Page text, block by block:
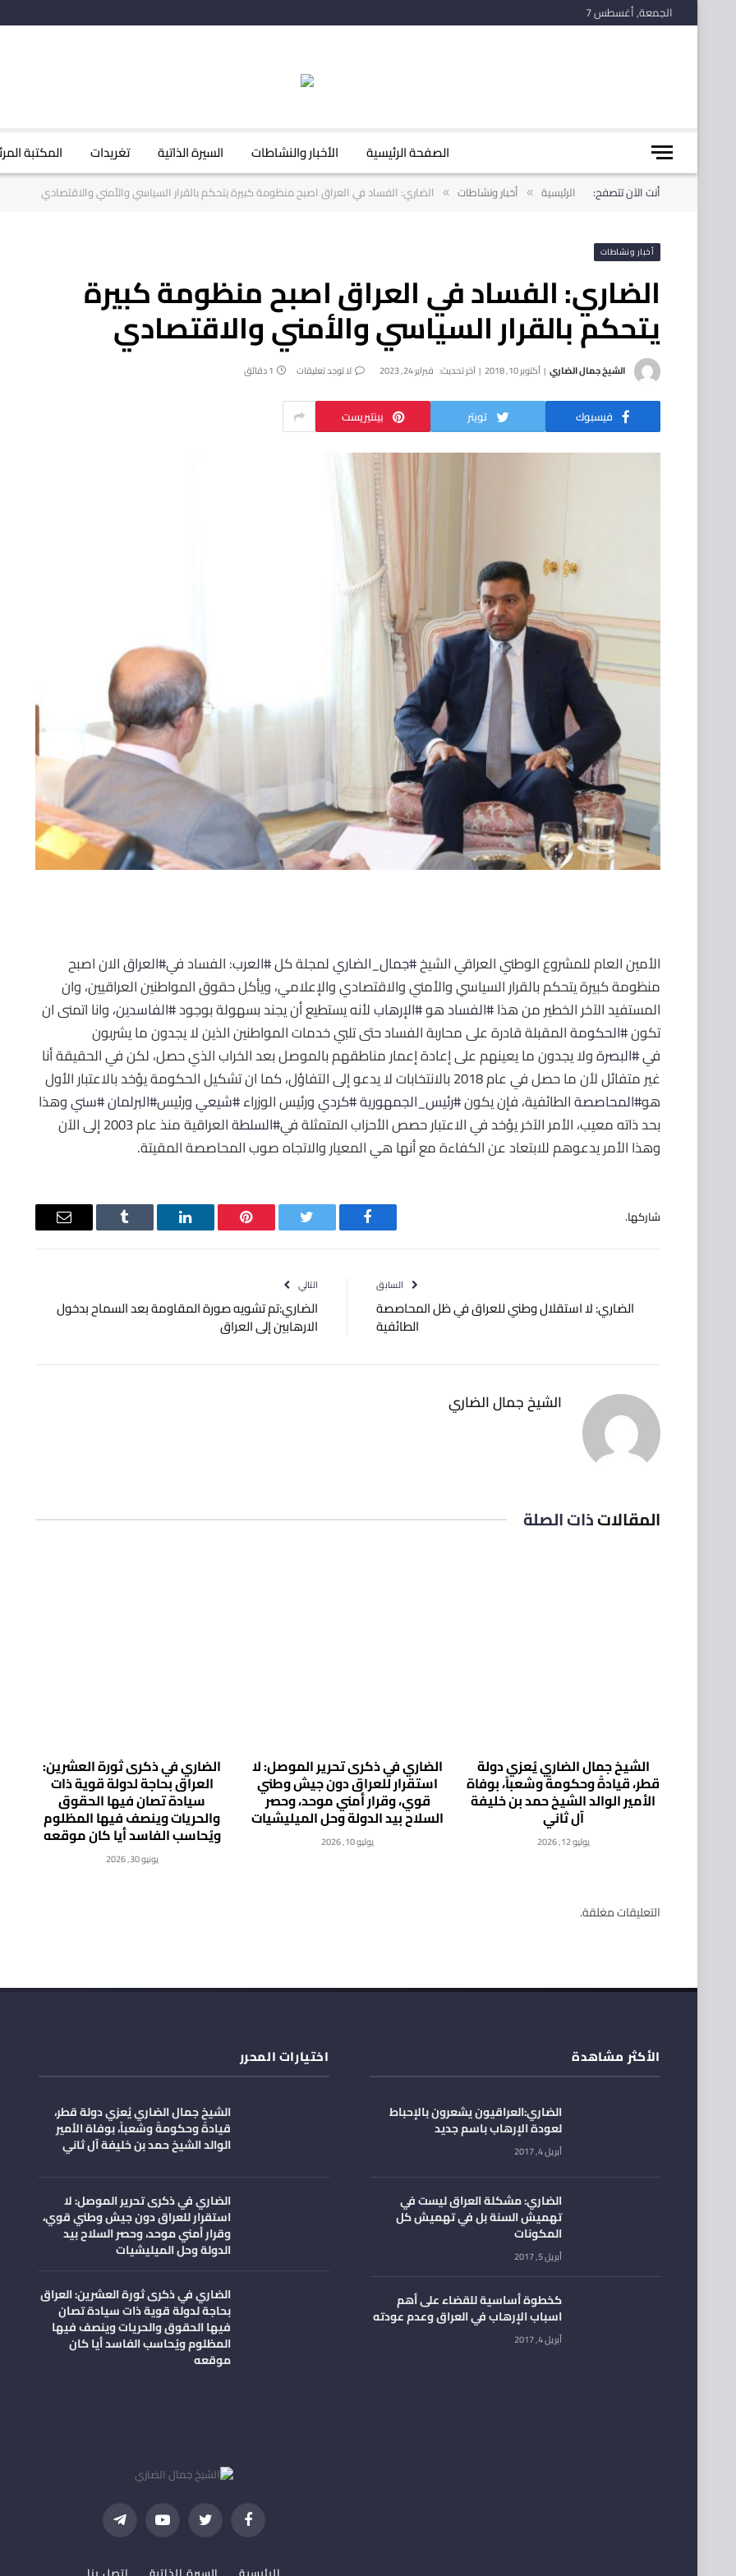
الجمعة, أغسطس 7
الصفحة الرئيسية الأخبار والنشاطات السيرة الذاتية تغريدات المكتبة
أنت الآن تتصفح: الرئيسية » أخبار ونشاطات » الضاري: الفساد في العراق اصبح منظومة كبيرة يتحكم بالقرار السياسي والأمني والاقتصادي
أخبار ونشاطات
الضاري: الفساد في العراق اصبح منظومة كبيرة
يتحكم بالقرار السياسي والأمني والاقتصادي
الشيخ جمال الضاري أكتوبر 10, 2018 آخر تحديث: فبراير 24, 2023 لا توجد تعليقات 1 دقائق
فيسبوك تويتر بينتيريست
الأمين العام للمشروع الوطني العراقي الشيخ#جمال_الضاريلمجلة كل#العرب: الفساد في#العراقالان اصبح
منظومة كبيرة يتحكم بالقرار السياسي والأمني والاقتصادي والإعلامي، ويأكل حقوق المواطنين العراقيين، وان
المستفيد الآخر الخطير من هذا#الفسادهو#الإرهابلأنه يستطيع أن يجند بسهولة بوجود#الفاسدين، وانا اتمنى ان
تكون#الحكومةالمقبلة قادرة على محاربة الفساد حتى تلبي خدمات المواطنين الذين لا يجدون ما يشربون
في#البصرةولا يجدون ما يعينهم على إعادة إعمار مناطقهم بالموصل بعد الخراب الذي حصل، لكن في الحقيقة أنا
غير متفائل لأن ما حصل في عام 2018 بالانتخابات لا يدعو إلى التفاؤل، كما ان تشكيل الحكومة يؤخد بالاعتبار الأول
هو#المحاصصةالطائفية، فإن يكون#رئيس_الجمهورية#كرديورئيس الوزراء#شيعيورئيس#البرلمان#سنيوهذا
بحد ذاته معيب، الأمر الآخر يؤخد في الاعتبار حصص الأحزاب المتمثلة في#السلطة
العراقية منذ عام 2003 إلى الآن
وهذا الأمر يدعوهم للابتعاد عن الكفاءة مع أنها هي المعيار والاتجاه صوب المحاصصة المقيتة.
شاركها.
فيسبوك تويتر بينتيريستلينكدإن Tumblr
البريد
السابق
الضاري: لا استقلال وطني للعراق في ظل المحاصصة
الطائفية
التالي
الضاري:تم تشويه صورة المقاومة بعد السماح بدخول
الارهابين إلى العراق
الشيخ جمال الضاري
المقالاتذات الصلة
الشيخ جمال الضاري يُعزي دولة
قطر، قيادةً وحكومةً وشعباً، بوفاة
الأمير الوالد الشيخ حمد بن خليفة
آل ثاني
يوليو 12, 2026
الضاري في ذكرى تحرير الموصل: لا
استقرار للعراق دون جيش وطني
قوي، وقرار أمني موحد، وحصر
السلاح بيد الدولة وحل الميليشيات
يوليو 10, 2026
الضاري في ذكرى ثورة العشرين:
العراق بحاجة لدولة قوية ذات
سيادة تصان فيها الحقوق
والحريات وينصف فيها المظلوم
ويُحاسب الفاسد أيا كان موقعه
يونيو 30, 2026
التعليقات مغلقة.
الأكثر مشاهدة
الضاري:العراقيون يشعرون بالإحباط
لعودة الإرهاب باسم جديد
أبريل 4, 2017
الضاري: مشكلة العراق ليست في
تهميش السنة بل في تهميش كل
المكونات
أبريل 5, 2017
كخطوة أساسية للقضاء على أهم
اسباب الإرهاب في العراق وعدم عودته
أبريل 4, 2017
اختيارات المحرر
الشيخ جمال الضاري يُعزي دولة قطر،
قيادةً وحكومةً وشعباً، بوفاة الأمير
الوالد الشيخ حمد بن خليفة آل ثاني
الضاري في ذكرى تحرير الموصل: لا
استقرار للعراق دون جيش وطني قوي،
وقرار أمني موحد، وحصر السلاح بيد
الدولة وحل الميليشيات
الضاري في ذكرى ثورة العشرين: العراق
بحاجة لدولة قوية ذات سيادة تصان
فيها الحقوق والحريات وينصف فيها
المظلوم ويُحاسب الفاسد أيا كان
موقعه
فيسبوك تويتر يوتيوب تيلقرام